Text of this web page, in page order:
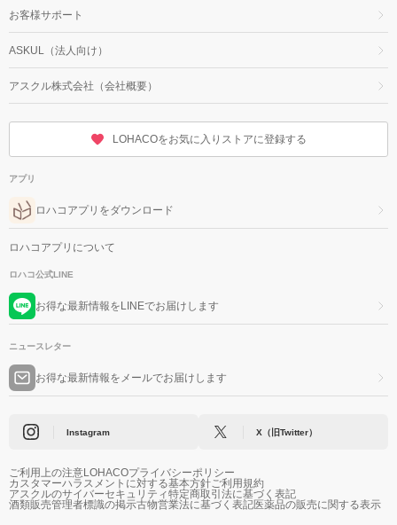
お客様サポート
ASKUL（法人向け）
アスクル株式会社（会社概要）
LOHACOをお気に入りストアに登録する
アプリ
ロハコアプリをダウンロード
ロハコアプリについて
ロハコ公式LINE
お得な最新情報をLINEでお届けします
ニュースレター
お得な最新情報をメールでお届けします
Instagram X（旧Twitter）
ご利用上の注意LOHACOプライバシーポリシー
カスタマーハラスメントに対する基本方針ご利用規約
アスクルのサイバーセキュリティ特定商取引法に基づく表記
酒類販売管理者標識の掲示古物営業法に基づく表記医薬品の販売に関する表示